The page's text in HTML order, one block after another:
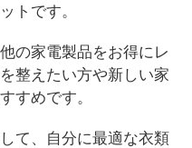
トです。
の家電製品をお得にレ
整えたい方や新しい家
すめです。
て、自分に最適な衣類